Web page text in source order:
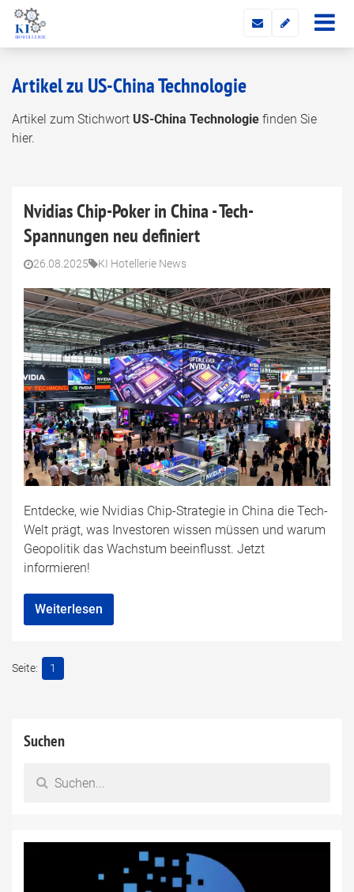
Artikel zu US-China Technologie
Artikel zum Stichwort US-China Technologie finden Sie
hier.
Nvidias Chip-Poker in China - Tech-
Spannungen neu definiert
26.08.2025 KI Hotellerie News
Entdecke, wie Nvidias Chip-Strategie in China die Tech-
Welt prägt, was Investoren wissen müssen und warum
Geopolitik das Wachstum beeinflusst. Jetzt
informieren!
Weiterlesen
1
Suchen